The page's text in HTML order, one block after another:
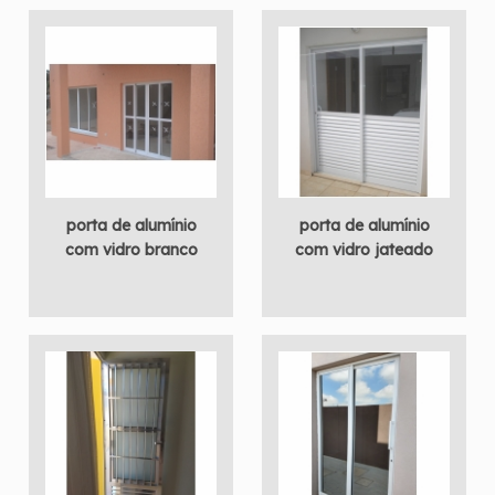
porta de alumínio
com vidro branco
porta de alumínio
com vidro jateado